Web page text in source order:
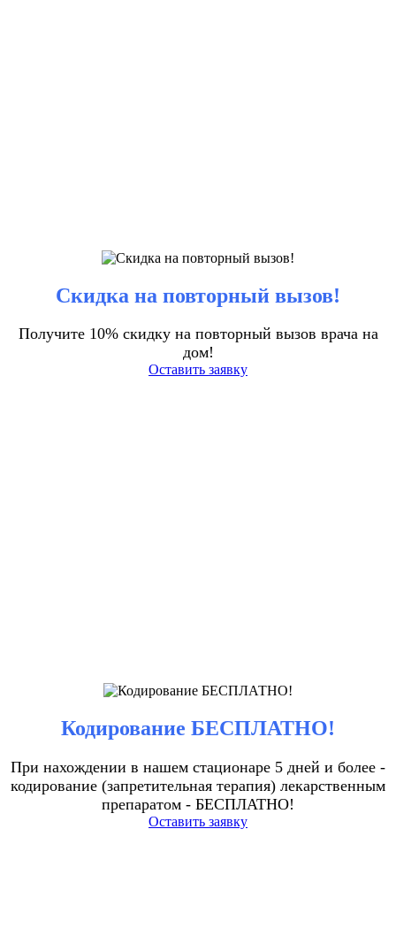
Скидка на повторный вызов!
Получите 10% скидку на повторный вызов врача на
дом!
Оставить заявку
Кодирование БЕСПЛАТНО!
При нахождении в нашем стационаре 5 дней и более -
кодирование (запретительная терапия) лекарственным
препаратом - БЕСПЛАТНО!
Оставить заявку